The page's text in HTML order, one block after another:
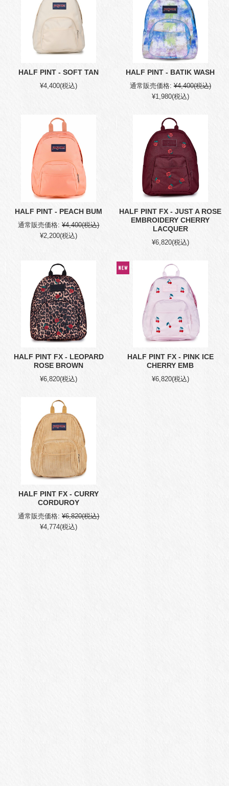
HALF PINT - SOFT TAN
¥4,400(税込)
HALF PINT - BATIK WASH
通常販売価格: ¥4,400(税込)
¥1,980(税込)
HALF PINT - PEACH BUM
通常販売価格: ¥4,400(税込)
¥2,200(税込)
HALF PINT FX - JUST A ROSE
EMBROIDERY CHERRY
LACQUER
¥6,820(税込)
HALF PINT FX - LEOPARD
ROSE BROWN
¥6,820(税込)
HALF PINT FX - PINK ICE
CHERRY EMB
¥6,820(税込)
HALF PINT FX - CURRY
CORDUROY
通常販売価格: ¥6,820(税込)
¥4,774(税込)